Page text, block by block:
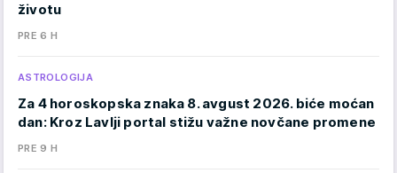
životu
PRE 6 H
ASTROLOGIJA
Za 4 horoskopska znaka 8. avgust 2026. biće moćan
dan: Kroz Lavlji portal stižu važne novčane promene
PRE 9 H